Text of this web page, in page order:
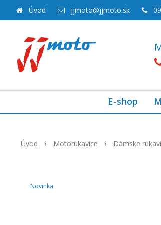
Úvod jjmoto@jjmoto.sk
E-shop
Úvod Motorukavice Dámske
Novinka